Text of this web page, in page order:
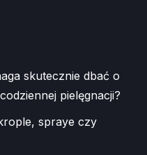
skutecznie dbać o
pielęgnacji?
spraye czy